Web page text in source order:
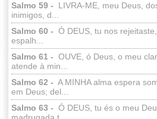
Salmo 59 -
LIVRA-ME, meu Deus,
inimigos, d...
Salmo 60 - Ó DEUS, tu nos
espalh...
Salmo 61 - OUVE, ó Deus, o meu
atende à min...
Salmo 62 - A MINHA alma espera
em Deus; del...
Salmo 63 - Ó DEUS, tu és o meu